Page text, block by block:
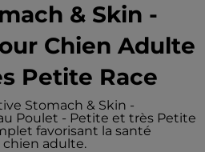
& Skin -
Chien Adulte
Petite Race
Stomach & Skin -
Poulet - Petite et très Petite
favorisant la santé
adulte.